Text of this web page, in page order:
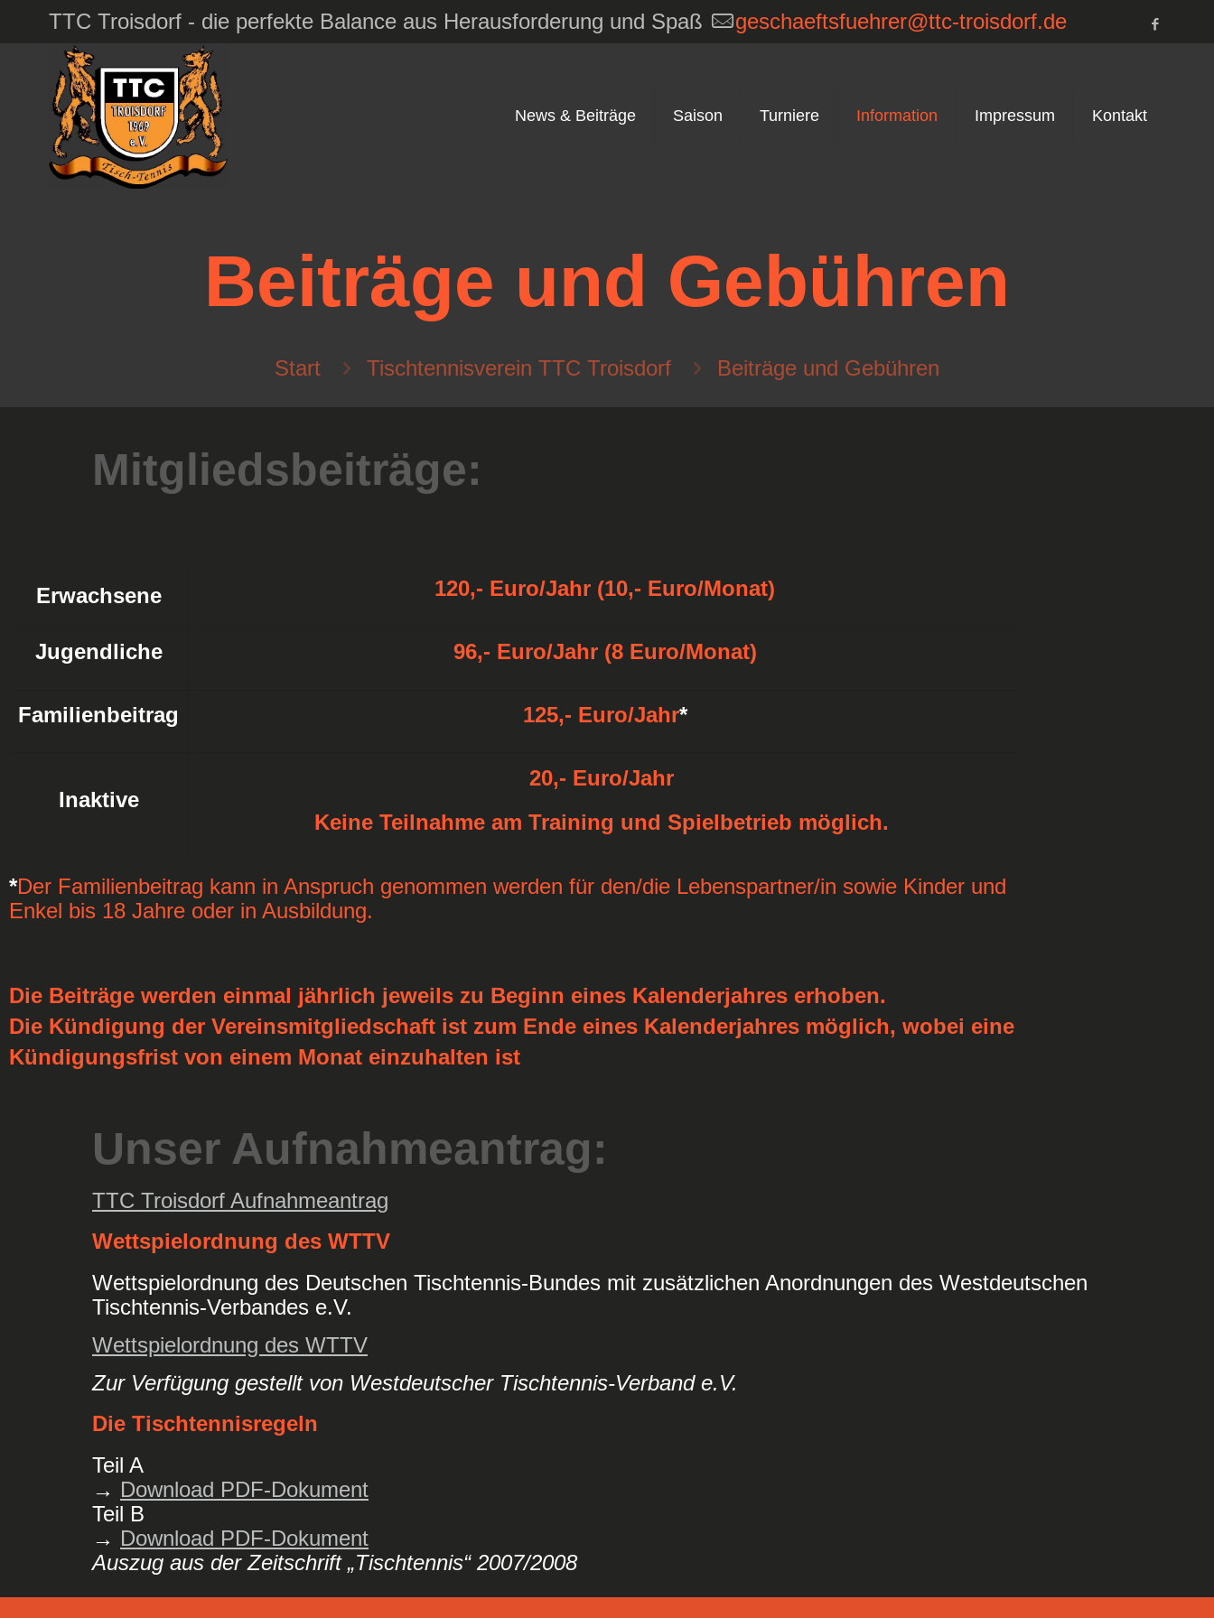
TTC Troisdorf - die perfekte Balance aus Herausforderung und Spaß geschaeftsfuehrer@ttc-troisdorf.de
News & Beiträge Saison Turniere Information Impressum Kontakt
Beiträge und Gebühren
Start Tischtennisverein TTC Troisdorf Beiträge und Gebühren
Mitgliedsbeiträge:
Erwachsene 120,- Euro/Jahr (10,- Euro/Monat)
Jugendliche 96,- Euro/Jahr (8 Euro/Monat)
Familienbeitrag 125,- Euro/Jahr*
Inaktive
20,- Euro/Jahr
Keine Teilnahme am Training und Spielbetrieb möglich.
*Der Familienbeitrag kann in Anspruch genommen werden für den/die Lebenspartner/in sowie Kinder und
Enkel bis 18 Jahre oder in Ausbildung.
Die Beiträge werden einmal jährlich jeweils zu Beginn eines Kalenderjahres erhoben.
Die Kündigung der Vereinsmitgliedschaft ist zum Ende eines Kalenderjahres möglich, wobei eine
Kündigungsfrist von einem Monat einzuhalten ist
Unser Aufnahmeantrag:
TTC Troisdorf Aufnahmeantrag
Wettspielordnung des WTTV
Wettspielordnung des Deutschen Tischtennis-Bundes mit zusätzlichen Anordnungen des Westdeutschen
Tischtennis-Verbandes e.V.
Wettspielordnung des WTTV
Zur Verfügung gestellt von Westdeutscher Tischtennis-Verband e.V.
Die Tischtennisregeln
Teil A
→ Download PDF-Dokument
Teil B
→ Download PDF-Dokument
Auszug aus der Zeitschrift „Tischtennis“ 2007/2008